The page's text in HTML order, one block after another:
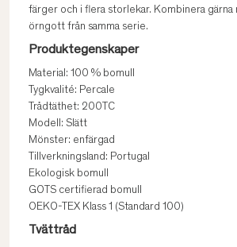
färger och i flera storlekar. Kombinera gärna
örngott från samma serie.
Produktegenskaper
Material: 100 % bomull
Tygkvalité: Percale
Trådtäthet: 200TC
Modell: Slätt
Mönster: enfärgad
Tillverkningsland: Portugal
Ekologisk bomull
GOTS certifierad bomull
OEKO-TEX Klass 1 (Standard 100)
Tvättråd